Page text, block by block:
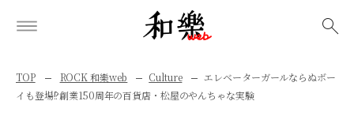
TOP ROCK 和樂web Culture
エレベーターガールならぬボー
イも登場!?創業150周年の百貨店・松屋のやんちゃな実験